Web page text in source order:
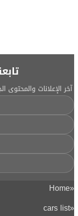
آخر الإعلانات
«
Home
«
cars list